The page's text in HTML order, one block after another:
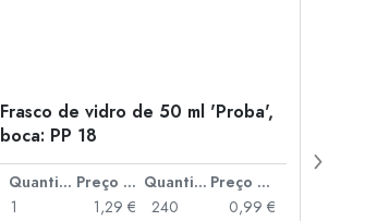
Frasco de vidro de 50 ml 'Proba',
boca: PP 18
Quantidade Preço por peça Quantidade
Preço por peça
1
1,29 €
240
0,99 €